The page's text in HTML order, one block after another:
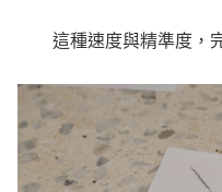
這種速度與精準度，